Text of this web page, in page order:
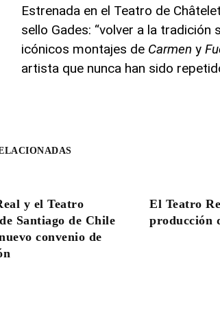
Estrenada en el Teatro de
sello Gades: “volver a la
icónicos montajes de Carmen y
artista que nunca han sido
y el Teatro
Santiago de Chile
convenio de
El Teatro
producción